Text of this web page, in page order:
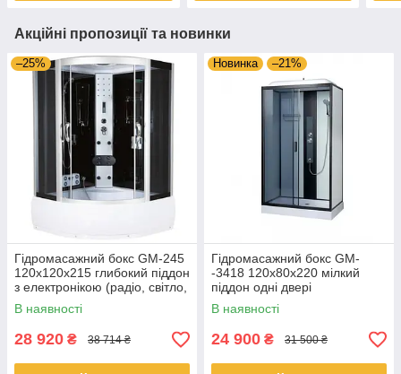
Акційні пропозиції та новинки
–25%
Гідромасажний бокс GM-245
120x120x215 глибокий піддон
з електронікою (радіо, світло,
витяжка) і гідромасажем
В наявності
28 920 ₴ 38 714 ₴
Новинка –21%
Гідромасажний бокс GM-
-3418 120x80x220 мілкий
піддон одні двері
В наявності
24 900 ₴ 31 500 ₴